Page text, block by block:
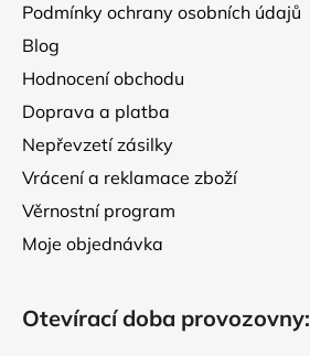
Podmínky ochrany osobních údajů
Blog
Hodnocení obchodu
Doprava a platba
Nepřevzetí zásilky
Vrácení a reklamace zboží
Věrnostní program
Moje objednávka
Otevírací doba provozovny: